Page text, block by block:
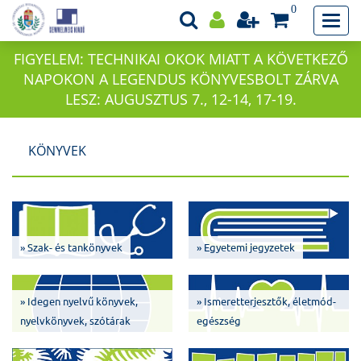
0
FIGYELEM: TECHNIKAI OKOK MIATT A KÖVETKEZŐ
NAPOKON A LEGENDUS KÖNYVESBOLT ZÁRVA
LESZ: AUGUSZTUS 7., 12-14, 17-19.
KÖNYVEK
» Szak- és tankönyvek » Egyetemi jegyzetek
» Idegen nyelvű könyvek,
nyelvkönyvek, szótárak
» Ismeretterjesztők, életmód-
egészség